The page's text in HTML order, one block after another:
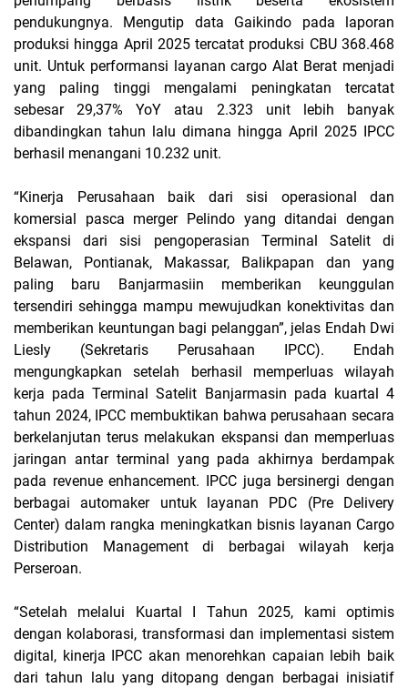
pendukungnya. Mengutip data Gaikindo pada laporan
produksi hingga April 2025 tercatat produksi CBU 368.468
unit. Untuk performansi layanan cargo Alat Berat menjadi
yang paling tinggi mengalami peningkatan tercatat
sebesar 29,37% YoY atau 2.323 unit lebih banyak
dibandingkan tahun lalu dimana hingga April 2025 IPCC
berhasil menangani 10.232 unit.
“Kinerja Perusahaan baik dari sisi operasional dan
komersial pasca merger Pelindo yang ditandai dengan
ekspansi dari sisi pengoperasian Terminal Satelit di
Belawan, Pontianak, Makassar, Balikpapan dan yang
paling baru Banjarmasiin memberikan keunggulan
tersendiri sehingga mampu mewujudkan konektivitas dan
memberikan keuntungan bagi pelanggan”, jelas Endah Dwi
Liesly (Sekretaris Perusahaan IPCC). Endah
mengungkapkan setelah berhasil memperluas wilayah
kerja pada Terminal Satelit Banjarmasin pada kuartal 4
tahun 2024, IPCC membuktikan bahwa perusahaan secara
berkelanjutan terus melakukan ekspansi dan memperluas
jaringan antar terminal yang pada akhirnya berdampak
pada revenue enhancement. IPCC juga bersinergi dengan
berbagai automaker untuk layanan PDC (Pre Delivery
Center) dalam rangka meningkatkan bisnis layanan Cargo
Distribution Management di berbagai wilayah kerja
Perseroan.
“Setelah melalui Kuartal I Tahun 2025, kami optimis
dengan kolaborasi, transformasi dan implementasi sistem
digital, kinerja IPCC akan menorehkan capaian lebih baik
dari tahun lalu yang ditopang dengan berbagai inisiatif